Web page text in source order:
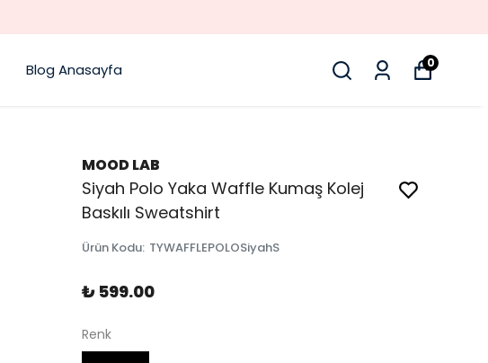
Blog Anasayfa 0
MOOD LAB
Siyah Polo Yaka Waffle Kumaş Kolej
Baskılı Sweatshirt
Ürün Kodu: TYWAFFLEPOLOSiyahS
₺ 599.00
Renk